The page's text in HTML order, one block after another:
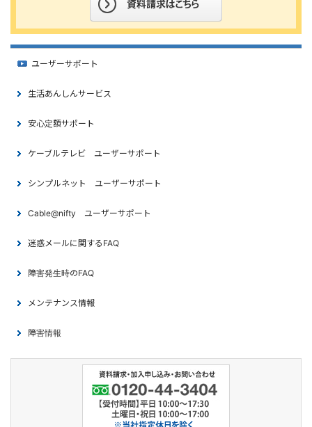
ユーザーサポート
生活あんしんサービス
安心定額サポート
ケーブルテレビ ユーザーサポート
シンプルネット ユーザーサポート
Cable@nifty ユーザーサポート
迷惑メールに関するFAQ
障害発生時のFAQ
メンテナンス情報
障害情報